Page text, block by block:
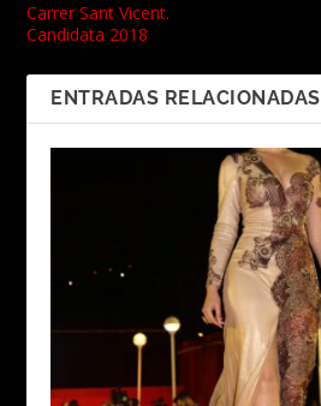
Carrer Sant Vicent.
Candidata 2018
ENTRADAS RELACIONADAS